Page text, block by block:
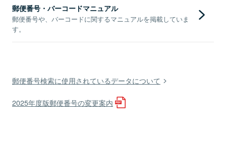
郵便番号・バーコードマニュアル
郵便番号や、バーコードに関するマニュアルを掲載していま
す。
郵便番号検索に使用されているデータについて
2025年度版郵便番号の変更案内